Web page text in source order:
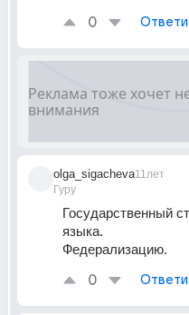
0
olga_sigacheva
Гуру
11лет
Государственный
языка.
Федерализацию.
0